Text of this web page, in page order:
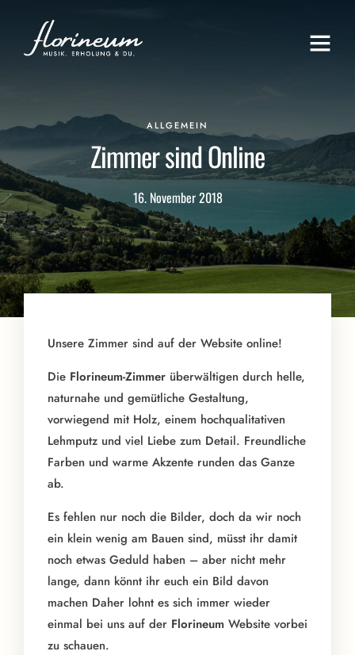
ALLGEMEIN
Zimmer sind Online
16. November 2018
Unsere Zimmer sind auf der Website online!
Die Florineum-Zimmer überwältigen durch helle,
naturnahe und gemütliche Gestaltung,
vorwiegend mit Holz, einem hochqualitativen
Lehmputz und viel Liebe zum Detail. Freundliche
Farben und warme Akzente runden das Ganze
ab.
Es fehlen nur noch die Bilder, doch da wir noch
ein klein wenig am Bauen sind, müsst ihr damit
noch etwas Geduld haben – aber nicht mehr
lange, dann könnt ihr euch ein Bild davon
machen Daher lohnt es sich immer wieder
einmal bei uns auf der Florineum Website vorbei
zu schauen.